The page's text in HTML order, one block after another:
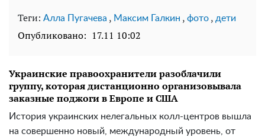
Теги: Алла Пугачева , Максим Галкин , фото , дети
Опубликовано: 17.11 10:02
Украинские правоохранители разоблачили
группу, которая дистанционно организовывала
заказные поджоги в Европе и США
История украинских нелегальных колл-центров вышла
на совершенно новый, международный уровень, от